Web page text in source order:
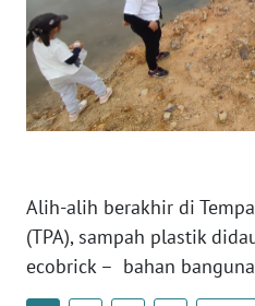
Alih-alih berakhir di
(TPA), sampah plastik
ecobrick – bahan
WN
BALI
WN
KALBAR
KALTENG
WN